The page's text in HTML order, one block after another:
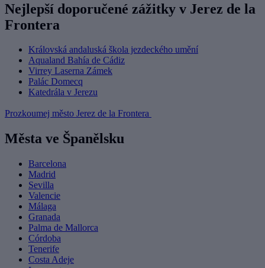
Nejlepší doporučené zážitky v Jerez de la
Frontera
Královská andaluská škola jezdeckého umění
Aqualand Bahía de Cádiz
Virrey Laserna Zámek
Palác Domecq
Katedrála v Jerezu
Prozkoumej město Jerez de la Frontera
Města ve Španělsku
Barcelona
Madrid
Sevilla
Valencie
Málaga
Granada
Palma de Mallorca
Córdoba
Tenerife
Costa Adeje